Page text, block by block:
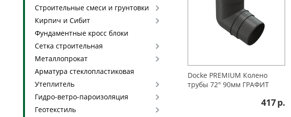
Строительные смеси и грунтовки
Кирпич и Сибит
Фундаментные кросс блоки
Сетка строительная
Металлопрокат
Арматура стеклопластиковая
Утеплитель
Гидро-ветро-пароизоляция
Геотекстиль
Docke PREMIUМ Колено
трубы 72° 90мм ГРАФИТ
417р.